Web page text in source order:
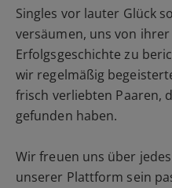
Singles vor lauter Glück
versäumen, uns von
Erfolgsgeschichte zu
wir regelmäßig
frisch verliebten Paaren,
gefunden haben.
Wir freuen uns über
unserer Plattform sein